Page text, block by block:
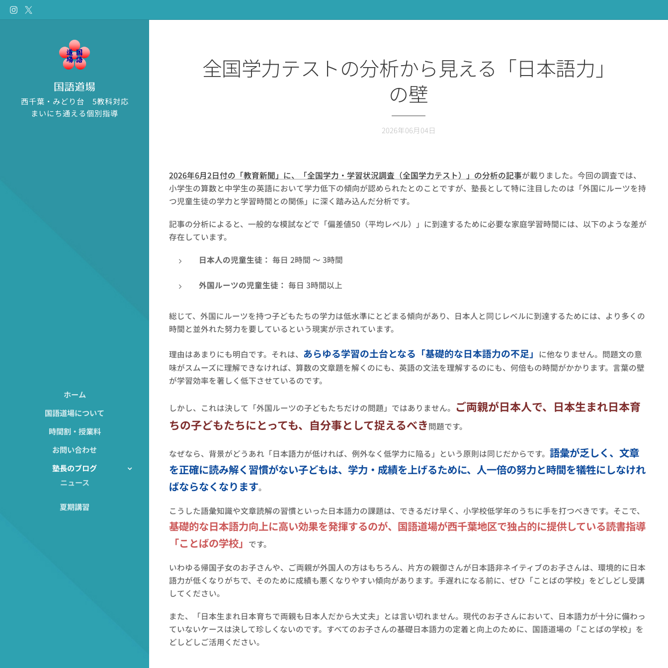
国語道場
西千葉・みどり台 5教科対応
まいにち通える個別指導
ホーム
国語道場について
時間割・授業料
お問い合わせ
塾長のブログ
ニュース
夏期講習
全国学力テストの分析から見える「日本語力」
の壁
2026年06月04日
2026年6月2日付の「教育新聞」に、「全国学力・学習状況調査（全国学力テスト）」の分析の記事が載りました。今回の調査では、
小学生の算数と中学生の英語において学力低下の傾向が認められたとのことですが、塾長として特に注目したのは「外国にルーツを持
つ児童生徒の学力と学習時間との関係」に深く踏み込んだ分析です。
記事の分析によると、一般的な模試などで「偏差値50（平均レベル）」に到達するために必要な家庭学習時間には、以下のような差が
存在しています。
日本人の児童生徒： 毎日 2時間 ～ 3時間
外国ルーツの児童生徒： 毎日 3時間以上
総じて、外国にルーツを持つ子どもたちの学力は低水準にとどまる傾向があり、日本人と同じレベルに到達するためには、より多くの
時間と並外れた努力を要しているという現実が示されています。
理由はあまりにも明白です。それは、 あらゆる学習の土台となる「基礎的な日本語力の不足」 に他なりません。問題文の意
味がスムーズに理解できなければ、算数の文章題を解くのにも、英語の文法を理解するのにも、何倍もの時間がかかります。言葉の壁
が学習効率を著しく低下させているのです。
しかし、これは決して「外国ルーツの子どもたちだけの問題」ではありません。 ご両親が日本人で、日本生まれ日本育
ちの子どもたちにとっても、自分事として捉えるべき問題です。
なぜなら、背景がどうあれ「日本語力が低ければ、例外なく低学力に陥る」という原則は同じだからです。 語彙が乏しく、文章
を正確に読み解く習慣がない子どもは、学力・成績を上げるために、人一倍の努力と時間を犠牲にしなけれ
ばならなくなります。
こうした語彙知識や文章読解の習慣といった日本語力の課題は、できるだけ早く、小学校低学年のうちに手を打つべきです。そこで、
基礎的な日本語力向上に高い効果を発揮するのが、国語道場が西千葉地区で独占的に提供している読書指導
「ことばの学校」 です。
いわゆる帰国子女のお子さんや、ご両親が外国人の方はもちろん、片方の親御さんが日本語非ネイティブのお子さんは、環境的に日本
語力が低くなりがちで、そのために成績も悪くなりやすい傾向があります。手遅れになる前に、ぜひ「ことばの学校」をどしどし受講
してください。
また、「日本生まれ日本育ちで両親も日本人だから大丈夫」とは言い切れません。現代のお子さんにおいて、日本語力が十分に備わっ
ていないケースは決して珍しくないのです。すべてのお子さんの基礎日本語力の定着と向上のために、国語道場の「ことばの学校」を
どしどしご活用ください。